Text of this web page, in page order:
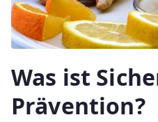
Was ist
Prävention?